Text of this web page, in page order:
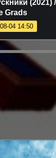
(2021)
Grads
04 14:50